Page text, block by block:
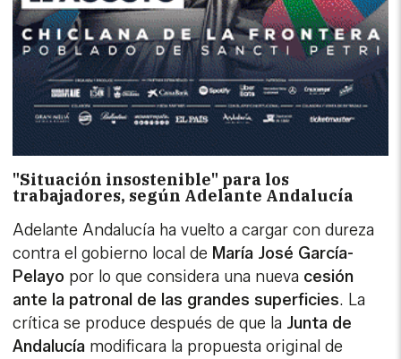
"Situación insostenible" para los
trabajadores, según Adelante Andalucía
Adelante Andalucía ha vuelto a cargar con dureza
contra el gobierno local de María José García-
Pelayo por lo que considera una nueva cesión
ante la patronal de las grandes superficies. La
crítica se produce después de que la Junta de
Andalucía modificara la propuesta original de